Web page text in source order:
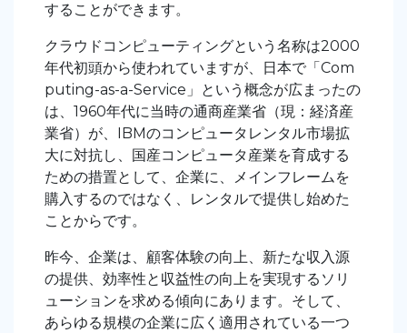
することができます。
クラウドコンピューティングという名称は2000
年代初頭から使われていますが、日本で「Com
puting-as-a-Service」という概念が広まったの
は、1960年代に当時の通商産業省（現：経済産
業省）が、IBMのコンピュータレンタル市場拡
大に対抗し、国産コンピュータ産業を育成する
ための措置として、企業に、メインフレームを
購入するのではなく、レンタルで提供し始めた
ことからです。
昨今、企業は、顧客体験の向上、新たな収入源
の提供、効率性と収益性の向上を実現するソリ
ューションを求める傾向にあります。そして、
あらゆる規模の企業に広く適用されている一つ